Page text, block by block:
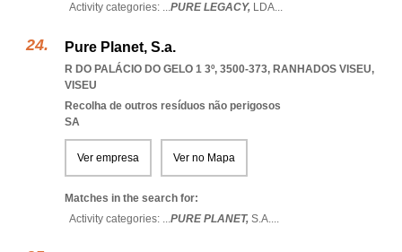
Activity categories: ...PURE LEGACY, LDA...
Pure Planet, S.a.
R DO PALÁCIO DO GELO 1 3º, 3500-373, RANHADOS VISEU,
VISEU
Recolha de outros resíduos não perigosos
SA
Ver empresa Ver no Mapa
Matches in the search for:
Activity categories: ...PURE PLANET, S.A....